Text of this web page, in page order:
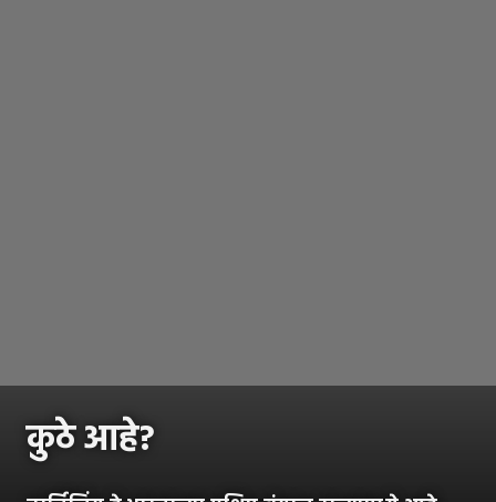
कुठे आहे?